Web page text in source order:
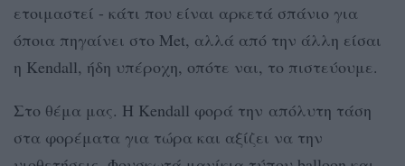
ετοιμαστεί - κάτι που είναι αρκετά σπάνιο για
όποια πηγαίνει στο Met, αλλά από την άλλη είσαι
η Kendall, ήδη υπέροχη, οπότε ναι, το πιστεύουμε.
Στο θέμα μας. Η Kendall φορά την απόλυτη τάση
στα φορέματα για τώρα και αξίζει να την